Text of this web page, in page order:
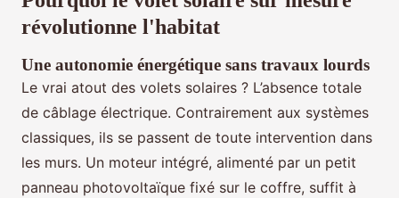
révolutionne l'habitat
Une autonomie énergétique sans travaux lourds
Le vrai atout des volets solaires ? L’absence totale
de câblage électrique. Contrairement aux systèmes
classiques, ils se passent de toute intervention dans
les murs. Un moteur intégré, alimenté par un petit
panneau photovoltaïque fixé sur le coffre, suffit à